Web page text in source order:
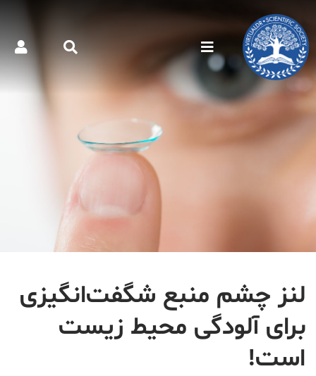
لنز چشم منبع شگفت‌انگیزی
برای آلودگی محیط زیست
است!